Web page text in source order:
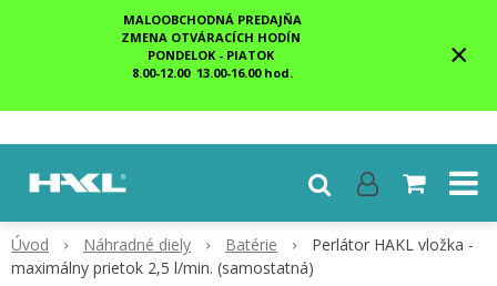
MALOOBCHODNÁ PREDAJŇA
ZMENA OTVÁRACÍCH HODÍN
PONDELOK - PIATOK
8.00-12.00 13.00-16.00 hod.
×
Úvod Náhradné diely Batérie
Perlátor HAKL vložka -
maximálny prietok 2,5 l/min. (samostatná)